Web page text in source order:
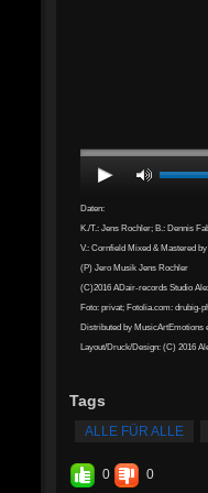
Daten:
K./T.: Jens Rochler; B.: Dennis
V.: Cornfield Mixed & Mastered
(P) Jero Musik Jens Rochler
(C)2016 ADair-records Studio
Foto: privat; Fotolia.com: drubig-
Distributed by MusicArtEmotions
Layout/Druck/Design: (C) 2016
Tags
ALLE FÜR ALLE
0 0